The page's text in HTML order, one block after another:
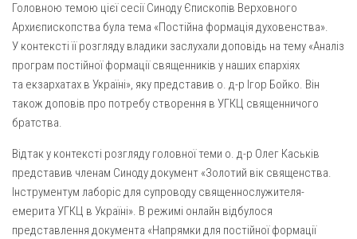
Успіння Пресвятої Богородиці (м. Кременчук)
Успіння Пресвятої Богородиці (м. Лубни)
Парохії Сумської області
Введення в храм Богородиці (м. Суми)
Монастирі
Свято-Покровський монастир оо Василіян
Свято-Івано-Павлівський монастир сестер Згромадження
Св. Йосифа ОПДМ
Головною темою цієї сесії Синоду Єпископів Верховного
Архиєпископства була тема «Постійна формація духовенства».
У контексті її розгляду владики заслухали доповідь на тему «Аналіз
програм постійної формації священників у наших єпархіях
та екзархатах в Україні», яку представив о. д-р Ігор Бойко. Він
також доповів про потребу створення в УГКЦ священничого
братства.
Відтак у контексті розгляду головної теми о. д-р Олег Каськів
представив членам Синоду документ «Золотий вік священства.
Інструментум лаборіс для супроводу священнослужителя-
емерита УГКЦ в Україні». В режимі онлайн відбулося
представлення документа «Напрямки для постійної формації